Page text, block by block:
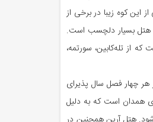
این کوه زیبا در برخی از
هتل بسیار دلچسب است.
از تله‌کابین، سورتمه،
چهار فصل سال پذیرای
همدان است که به دلیل